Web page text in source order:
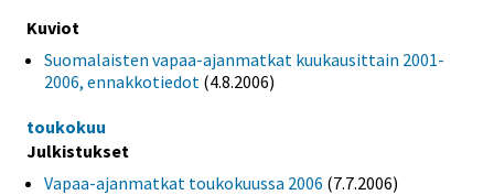
Kuviot
Suomalaisten vapaa-ajanmatkat kuukausittain 2001-
2006, ennakkotiedot (4.8.2006)
toukokuu
Julkistukset
Vapaa-ajanmatkat toukokuussa 2006 (7.7.2006)